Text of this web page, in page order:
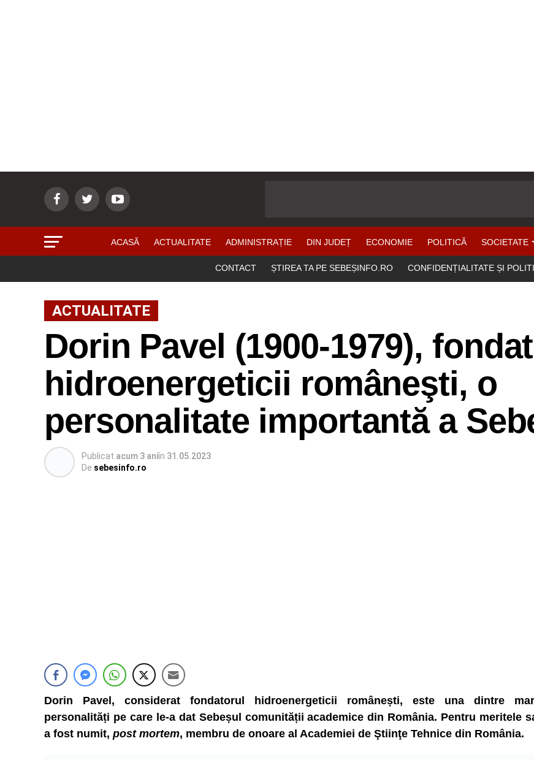
ACASĂ ACTUALITATE ADMINISTRAȚIE DIN JUDEȚ ECONOMIE POLITICĂ SOCIETATE
CONTACT ȘTIREA TA PE SEBEȘINFO.RO CONFIDENȚIALITATE ȘI
ACTUALITATE
Dorin Pavel (1900-1979),
hidroenergeticii româneşti, o
personalitate importantă a
Publicat acum 3 aniîn 31.05.2023
De sebesinfo.ro
Dorin Pavel, considerat fondatorul hidroenergeticii românești, este una dintre
personalități pe care le-a dat Sebeșul comunității academice din România. Pentru meritele
a fost numit, post mortem, membru de onoare al Academiei de Ştiinţe Tehnice din România.